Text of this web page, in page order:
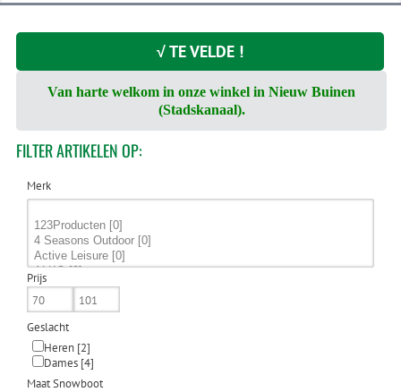
√ TE VELDE !
Van harte welkom in onze winkel in Nieuw Buinen
(Stadskanaal).
FILTERARTIKELEN OP:
Merk
Prijs
Geslacht
Heren[2]
Dames[4]
Maat Snowboot